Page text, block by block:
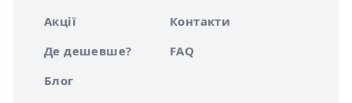
Акції
Де дешевше?
Блог
Контакти
FAQ